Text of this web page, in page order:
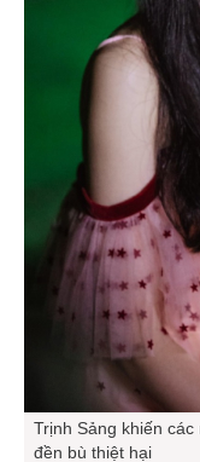
Trịnh Sảng khiến
đền bù thiệt hại